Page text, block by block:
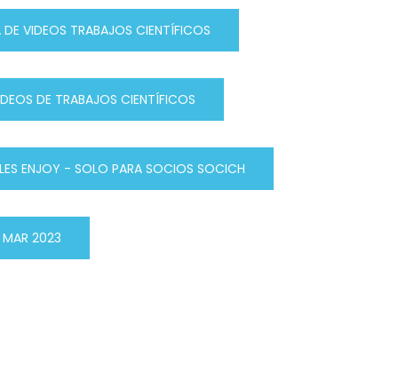
VIDEOS TRABAJOS CIENTÍFICOS
DE TRABAJOS CIENTÍFICOS
ENJOY - SOLO PARA SOCIOS SOCICH
MAR 2023